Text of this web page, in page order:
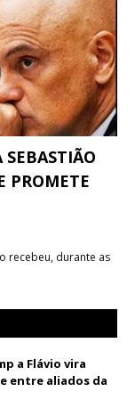
PROMETE
recebeu, durante as
a Flávio vira
entre aliados da